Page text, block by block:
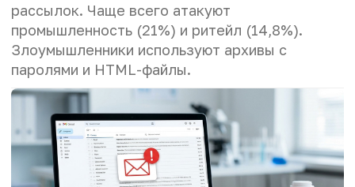
рассылок. Чаще всего атакуют
промышленность (21%) и ритейл (14,8%).
Злоумышленники используют архивы с
паролями и HTML-файлы.